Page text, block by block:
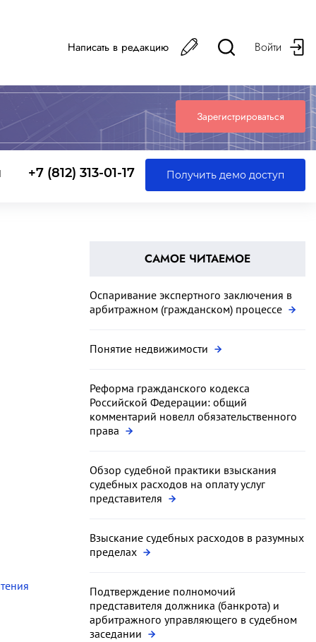
Написать в редакцию Войти
Зарегистрироваться
+7 (812) 313-01-17 Получить демо доступ
САМОЕ ЧИТАЕМОЕ
Оспаривание экспертного заключения в
арбитражном (гражданском) процессе
Понятие недвижимости
Реформа гражданского кодекса
Российской Федерации: общий
комментарий новелл обязательственного
права
Обзор судебной практики взыскания
судебных расходов на оплату услуг
представителя
Взыскание судебных расходов в разумных
пределах
Подтверждение полномочий
представителя должника (банкрота) и
арбитражного управляющего в судебном
заседании